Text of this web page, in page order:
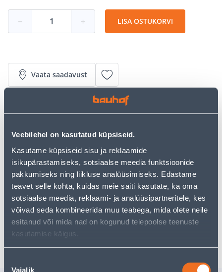
Veebilehel on kasutatud küpsiseid.
Kasutame küpsiseid sisu ja reklaamide
isikupärastamiseks, sotsiaalse meedia funktsioonide
pakkumiseks ning liikluse analüüsimiseks. Edastame
teavet selle kohta, kuidas meie saiti kasutate, ka oma
sotsiaalse meedia, reklaami- ja analüüsipartneritele, kes
võivad seda kombineerida muu teabega, mida olete neile
esitanud või mida nad on kogunud teiepoolse teenuste
kasutamise käigus.
Vajalik
− + LISA OSTUKORVI
Vaata saadavust
• Pöörlev jookstoru ja väljatõmmatav otsik.
• Jooksutorul on lüliti, millega saab valida 2
• Segisti alumine osa kroomitud kõrgläikega,
vastupidav kahjustustele, roostele ja kriimustustele.
• 14-päevane tagastusõigus.
Tarne pakiautomaati al. 2,29 € al. 2-5 tööpäeva
Poest kätte, alates 08.08.2026